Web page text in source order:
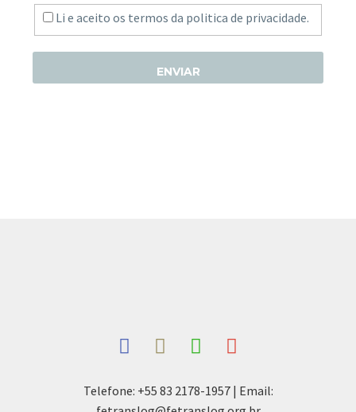
Li e aceito os termos da politica de privacidade.
Telefone: +55 83 2178-1957 | Email: